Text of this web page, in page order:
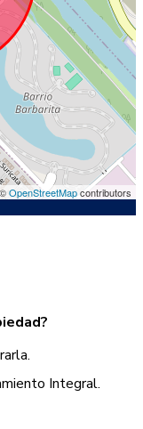
OpenStreetMapcontributors
Integral.